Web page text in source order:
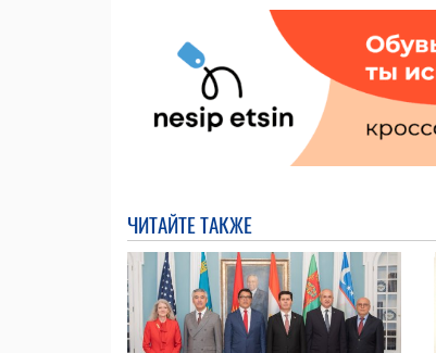
ЧИТАЙТЕ ТАКЖЕ